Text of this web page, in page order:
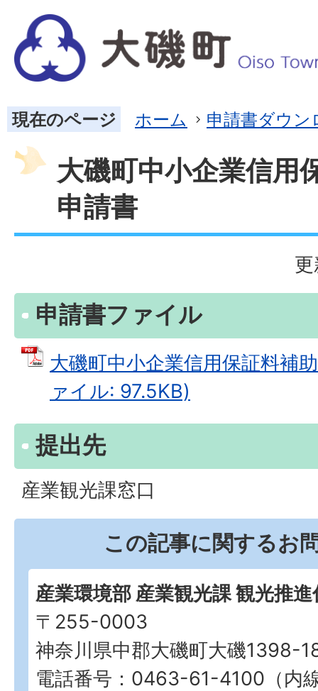
現在のページ ホーム 申請書ダウン
大磯町中小企業信用
申請書
申請書ファイル
大磯町中小企業信用保証料補
ァイル: 97.5KB)
提出先
産業観光課窓口
この記事に関するお
産業環境部 産業観光課 観光推進
〒255-0003
神奈川県中郡大磯町大磯1398-
電話番号：0463-61-4100（内